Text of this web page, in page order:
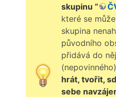
skupinu “
které se
skupina
původního
přidává do
hrát, tvořit,
sebe